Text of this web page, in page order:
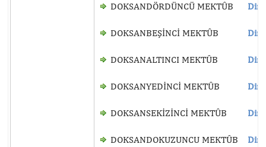
DOKSANDÖRDÜNCÜ MEKTÛB
DOKSANBEŞİNCİ MEKTÛB
DOKSANALTINCI MEKTÛB
DOKSANYEDİNCİ MEKTÛB
DOKSANSEKİZİNCİ MEKTÛB
DOKSANDOKUZUNCU MEKTÛB